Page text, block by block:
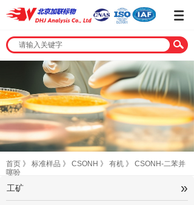
首页 》 标准样品 》 CSONH 》 有机 》
CSONH-二苯并
噻吩
工矿 »